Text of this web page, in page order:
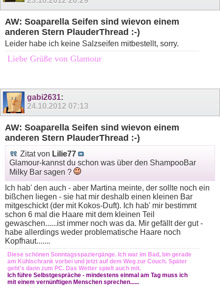
AW: Soaparella Seifen sind wievon einem
anderen Stern PlauderThread :-)
Leider habe ich keine Salzseifen mitbestellt, sorry.
Liebe Grüße von Glamour
gabi2631:
24.10.2012 07:13
AW: Soaparella Seifen sind wievon einem
anderen Stern PlauderThread :-)
Zitat von Lilie77
Glamour-kannst du schon was über den ShampooBar
Milky Bar sagen ?
Ich hab' den auch - aber Martina meinte, der sollte noch ein
bißchen liegen - sie hat mir deshalb einen kleinen Bar
mitgeschickt (der mit Kokos-Duft). Ich hab' mir bestimmt
schon 6 mal die Haare mit dem kleinen Teil
gewaschen......ist immer noch was da. Mir gefällt der gut -
habe allerdings weder problematische Haare noch
Kopfhaut.......
Diese schönen Sonntagsspaziergänge. Ich war im Bad, bin gerade
am Kühlschrank vorbei und jetzt auf dem Weg zur Couch. Später
geht's dann zum PC. Das Wetter spielt auch mit.
Ich führe Selbstgespräche - mindestens einmal am Tag muss ich
mit einem vernünftigen Menschen sprechen......